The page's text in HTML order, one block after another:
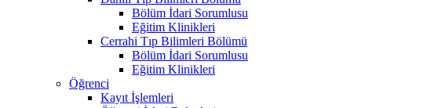
Bölüm İdari Sorumlusu
Eğitim Klinikleri
Cerrahi Tıp Bilimleri Bölümü
Bölüm İdari Sorumlusu
Eğitim Klinikleri
Öğrenci
Kayıt İşlemleri